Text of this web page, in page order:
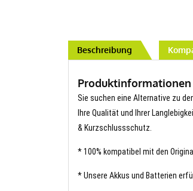
Beschreibung
Produktinformationen
Sie suchen eine Alternative zu
Ihre Qualität und Ihrer
& Kurzschlussschutz.
* 100% kompatibel mit den
* Unsere Akkus und Batterien